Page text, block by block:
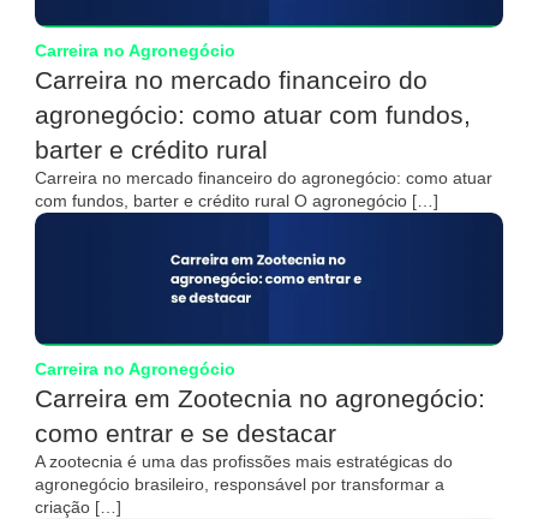
Carreira no Agronegócio
Carreira no mercado financeiro do
agronegócio: como atuar com fundos,
barter e crédito rural
Carreira no mercado financeiro do agronegócio: como atuar
com fundos, barter e crédito rural O agronegócio […]
Carreira no Agronegócio
Carreira em Zootecnia no agronegócio:
como entrar e se destacar
A zootecnia é uma das profissões mais estratégicas do
agronegócio brasileiro, responsável por transformar a
criação […]